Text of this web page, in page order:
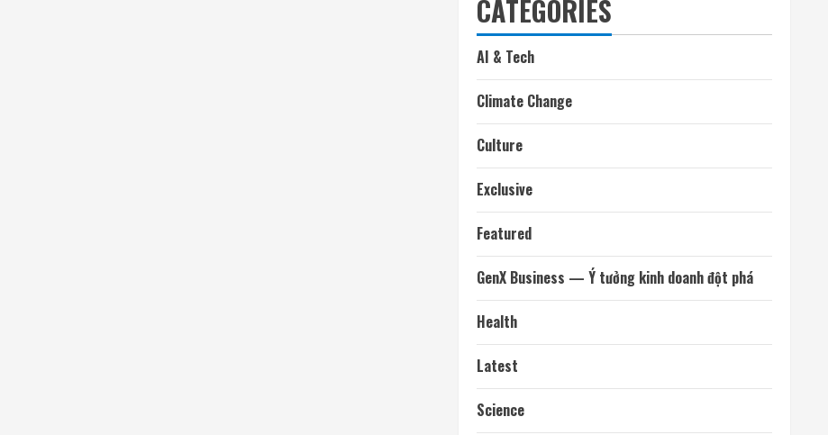
CATEGORIES
AI & Tech
Climate Change
Culture
Exclusive
Featured
GenX Business — Ý tưởng kinh doanh đột phá
Health
Latest
Science